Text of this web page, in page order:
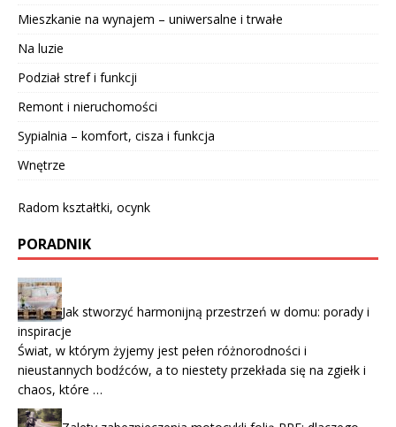
Mieszkanie na wynajem – uniwersalne i trwałe
Na luzie
Podział stref i funkcji
Remont i nieruchomości
Sypialnia – komfort, cisza i funkcja
Wnętrze
Radom kształtki, ocynk
PORADNIK
Jak stworzyć harmonijną przestrzeń w domu: porady i
inspiracje
Świat, w którym żyjemy jest pełen różnorodności i
nieustannych bodźców, a to niestety przekłada się na zgiełk i
chaos, które …